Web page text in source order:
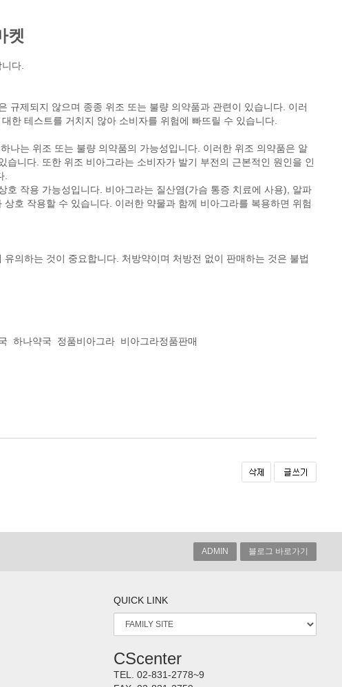
켓
다.
규제되지 않으며 종종 위조 또는 불량 의약품과 관련이 있습니다. 이러
한 테스트를 거치지 않아 소비자를 위험에 빠뜨릴 수 있습니다.
나는 위조 또는 불량 의약품의 가능성입니다. 이러한 위조 의약품은 알
니다. 또한 위조 비아그라는 소비자가 발기 부전의 근본적인 원인을 인
.
작용 가능성입니다. 비아그라는 질산염(가슴 통증 치료에 사용), 알파
호 작용할 수 있습니다. 이러한 약물과 함께 비아그라를 복용하면 위험
의하는 것이 중요합니다. 처방약이며 처방전 없이 판매하는 것은 불법
하나약국 정품비아그라 비아그라정품판매
ADMIN 블로그 바로가기
QUICK LINK
CScenter
TEL.
02-831-2778~9